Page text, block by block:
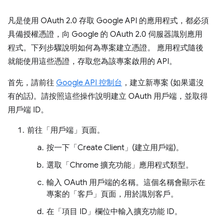
凡是使用 OAuth 2.0 存取 Google API 的應用程式，都必須
具備授權憑證，向 Google 的 OAuth 2.0 伺服器識別應用
程式。下列步驟說明如何為專案建立憑證。 應用程式隨後
就能使用這些憑證，存取您為該專案啟用的 API。
首先，請前往 Google API 控制台 ，建立新專案 (如果還沒
有的話)。請按照這些操作說明建立 OAuth 用戶端，並取得
用戶端 ID。
前往「用戶端」頁面。
按一下「Create Client」(建立用戶端)。
選取「Chrome 擴充功能」 應用程式類型。
輸入 OAuth 用戶端的名稱。這個名稱會顯示在
專案的「客戶」 頁面，用於識別客戶。
在「項目 ID」欄位中輸入擴充功能 ID。